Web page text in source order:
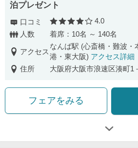
泊プレゼント
口コミ 口コミ評価
4.0
人数
着席：10名 ～ 140名
アクセス
なんば駅 (心斎橋・難波・
港・東大阪) アクセス詳細
住所
大阪府大阪市浪速区湊町1
フェアをみる